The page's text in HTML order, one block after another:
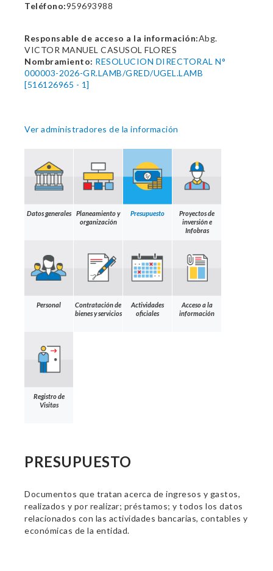
Teléfono:959693988
Responsable de acceso a la información:Abg.
VICTOR MANUEL CASUSOL FLORES
Nombramiento: RESOLUCION DIRECTORAL N°
000003-2026-GR.LAMB/GRED/UGEL.LAMB
[516126965 - 1]
Ver administradores de la información
Datos generales
Planeamiento y
organización
Presupuesto
Proyectos de
inversión e
Infobras
Personal
Contratación de
bienes y servicios
Actividades
oficiales
Acceso a la
información
Registro de
Visitas
PRESUPUESTO
Documentos que tratan acerca de ingresos y gastos,
realizados y por realizar; préstamos; y todos los datos
relacionados con las actividades bancarias, contables y
económicas de la entidad.